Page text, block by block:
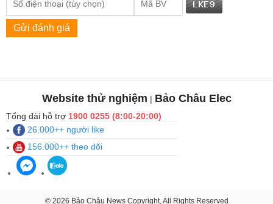
Gửi đánh giá
Website thử nghiệm | Bảo Châu Elec
Tổng đài hỗ trợ 1900 0255 (8:00-20:00)
26.000++ người like
156.000++ theo dõi
© 2026 Bảo Châu News Copyright, All Rights Reserved